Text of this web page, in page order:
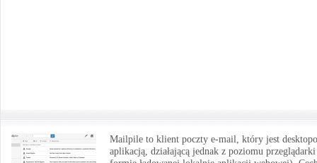
Mailpile to klient poczty e-mail, który jest
aplikacją, działającą jednak z poziomu